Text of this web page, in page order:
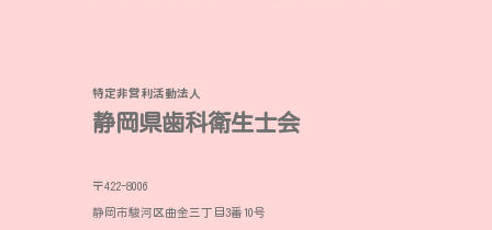
特定非営利活動法人
静岡県歯科衛生士会
〒422-8006
静岡市駿河区曲金三丁目3番10号